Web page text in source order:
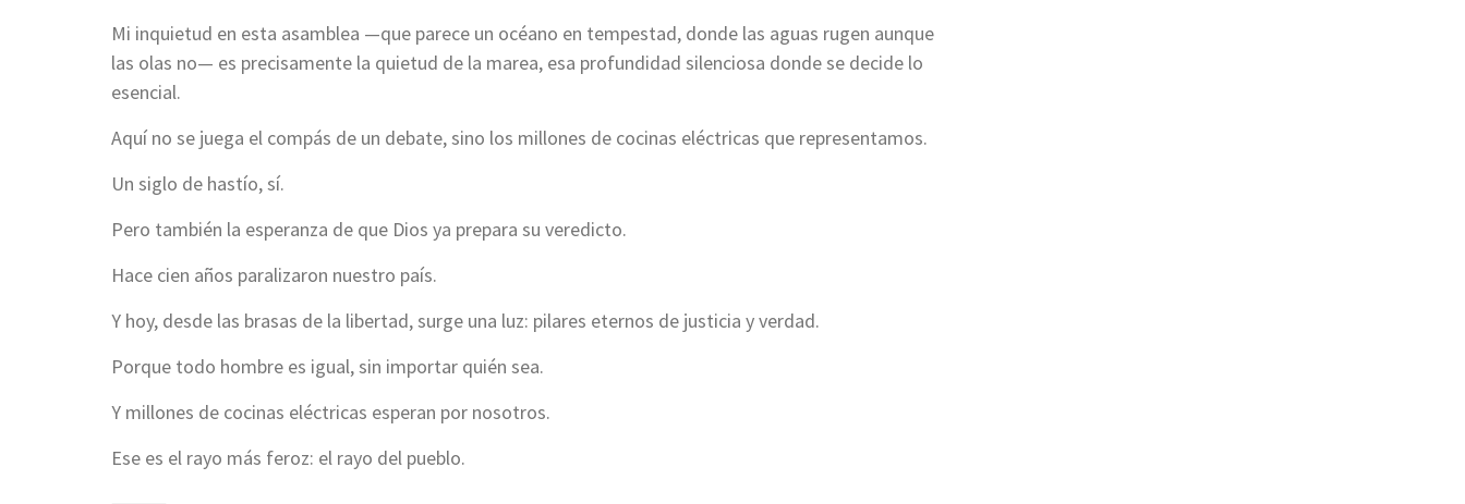
Mi inquietud en esta asamblea —que parece un océano en tempestad, donde las aguas rugen aunque
las olas no— es precisamente la quietud de la marea, esa profundidad silenciosa donde se decide lo
esencial.
Aquí no se juega el compás de un debate, sino los millones de cocinas eléctricas que representamos.
Un siglo de hastío, sí.
Pero también la esperanza de que Dios ya prepara su veredicto.
Hace cien años paralizaron nuestro país.
Y hoy, desde las brasas de la libertad, surge una luz: pilares eternos de justicia y verdad.
Porque todo hombre es igual, sin importar quién sea.
Y millones de cocinas eléctricas esperan por nosotros.
Ese es el rayo más feroz: el rayo del pueblo.